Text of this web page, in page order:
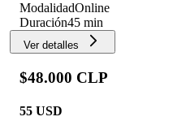
ModalidadOnline
Duración45 min
Ver detalles
$48.000 CLP
55 USD